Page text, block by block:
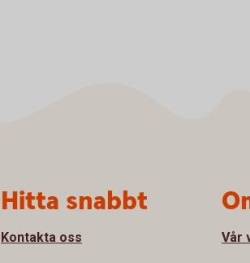
Hitta snabbt
Kontakta oss Vår